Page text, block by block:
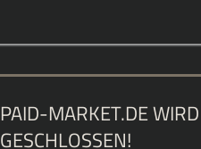
PAID-MARKET.DE WIRD
GESCHLOSSEN!